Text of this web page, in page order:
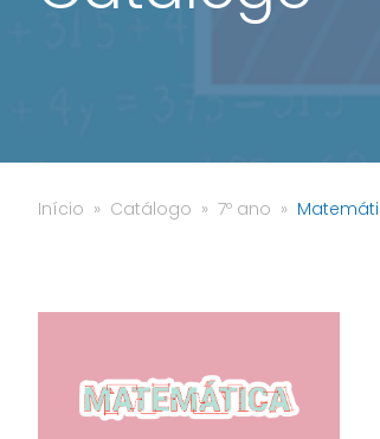
Início Catálogo 7º ano